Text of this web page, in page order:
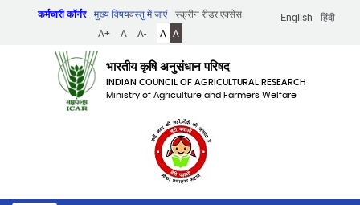
English हिंदी
कर्मचारी कॉर्नर मुख्य विषयवस्तु में जाएं
स्क्रीन रीडर एक्सेस
A+
A A- A A
भारतीय कृषि अनुसंधान परिषद
INDIAN COUNCIL OF AGRICULTURAL RESEARCH
Ministry of Agriculture and Farmers Welfare